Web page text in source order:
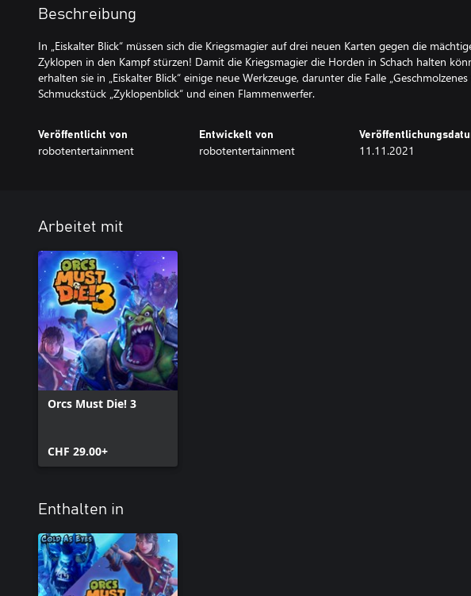
Beschreibung
In „Eiskalter Blick“ müssen sich die Kriegsmagier auf drei neuen Karten gegen die
Zyklopen in den Kampf stürzen! Damit die Kriegsmagier die Horden in Schach halten
erhalten sie in „Eiskalter Blick“ einige neue Werkzeuge, darunter die Falle „Geschmolzenes
Schmuckstück „Zyklopenblick“ und einen Flammenwerfer.
Veröffentlicht von
robotentertainment
Entwickelt von
robotentertainment 11.11.2021
Arbeitet mit
Orcs Must Die! 3
CHF 29.00+
Enthalten in